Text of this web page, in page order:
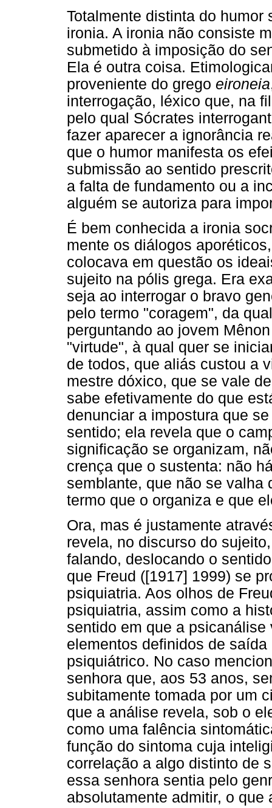
Totalmente distinta do
ironia. A ironia não consiste
submetido à imposição do
Ela é outra coisa.
proveniente do grego eironeia
interrogação, léxico que, na
pelo qual Sócrates
fazer aparecer a ignorância
que o humor manifesta os
submissão ao sentido
a falta de fundamento ou a
alguém se autoriza para
É bem conhecida a ironia
mente os diálogos
colocava em questão os
sujeito na pólis grega. Era
seja ao interrogar o bravo
pelo termo "coragem", da
perguntando ao jovem
"virtude", à qual quer se
de todos, que aliás custou a
mestre dóxico, que se vale
sabe efetivamente do que
denunciar a impostura que
sentido; ela revela que o
significação se organizam,
crença que o sustenta: não
semblante, que não se valha
termo que o organiza e que
Ora, mas é justamente
revela, no discurso do
falando, deslocando o
que Freud ([1917] 1999) se
psiquiatria. Aos olhos de
psiquiatria, assim como a
sentido em que a
elementos definidos de
psiquiátrico. No caso
senhora que, aos 53 anos,
subitamente tomada por um
que a análise revela, sob o
como uma falência
função do sintoma cuja
correlação a algo distinto de
essa senhora sentia pelo
absolutamente admitir, o